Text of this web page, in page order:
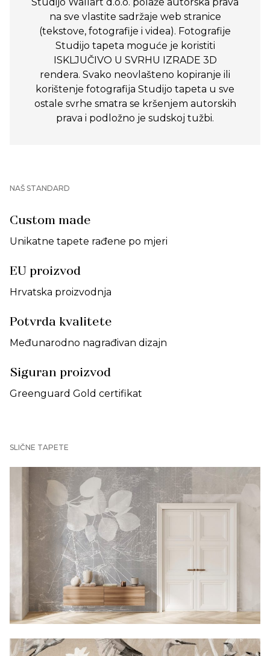
Studijo Wallart d.o.o. polaže autorska prava
na sve vlastite sadržaje web stranice
(tekstove, fotografije i videa). Fotografije
Studijo tapeta moguće je koristiti
ISKLJUČIVO U SVRHU IZRADE 3D
rendera. Svako neovlašteno kopiranje ili
korištenje fotografija Studijo tapeta u sve
ostale svrhe smatra se kršenjem autorskih
prava i podložno je sudskoj tužbi.
NAŠ STANDARD
Custom made
Unikatne tapete rađene po mjeri
EU proizvod
Hrvatska proizvodnja
Potvrda kvalitete
Međunarodno nagrađivan dizajn
Siguran proizvod
Greenguard Gold certifikat
SLIČNE TAPETE